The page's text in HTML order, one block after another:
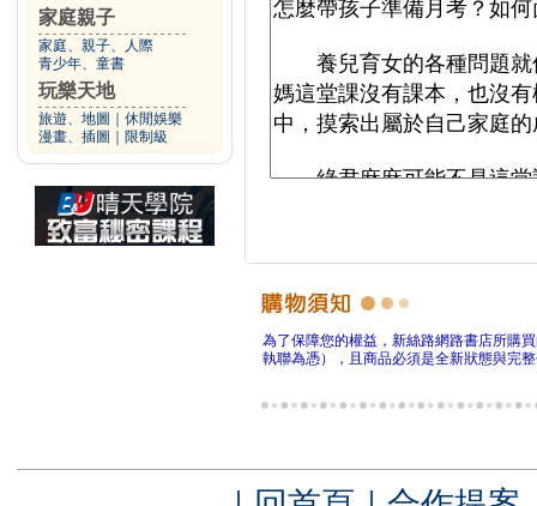
家庭親子
家庭、親子、人際
青少年、童書
玩樂天地
旅遊、地圖
休閒娛樂
漫畫、插圖
限制級
為了保障您的權益，新絲路網路書店所購
執聯為憑），且商品必須是全新狀態與完